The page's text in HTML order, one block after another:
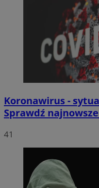
Koronawirus -
Sprawdź
41